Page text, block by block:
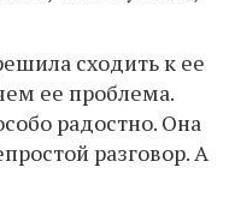
сходить к ее
ее проблема.
радостно. Она
разговор. А